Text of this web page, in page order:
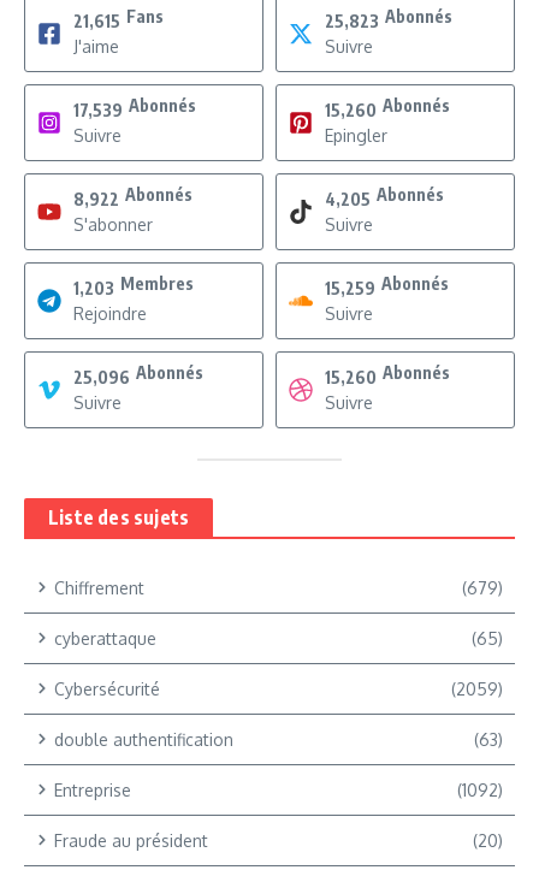
21,615 Fans
J'aime
25,823 Abonnés
Suivre
17,539 Abonnés
Suivre
15,260 Abonnés
Epingler
8,922 Abonnés
S'abonner
4,205 Abonnés
Suivre
1,203 Membres
Rejoindre
15,259 Abonnés
Suivre
25,096 Abonnés
Suivre
15,260 Abonnés
Suivre
Liste des sujets
Chiffrement (679)
cyberattaque (65)
Cybersécurité (2059)
double authentification (63)
Entreprise (1092)
Fraude au président (20)